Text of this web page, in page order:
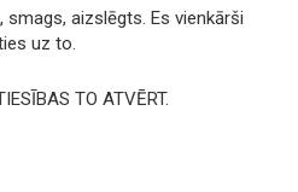
aizslēgts. Es vienkārši
uz to.
TO ATVĒRT.